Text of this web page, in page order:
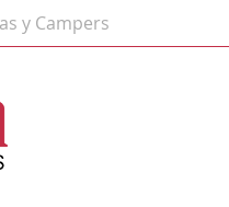
y Campers